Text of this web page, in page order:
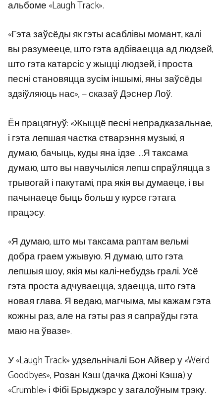
альбоме «Laugh Track».
«Гэта заўсёды як гэты асаблівы момант, калі
вы разумееце, што гэта адбіваецца ад людзей,
што гэта катарсіс у жыцці людзей, і проста
песні становяцца зусім іншымі, яны заўсёды
здзіўляюць нас», — сказаў Дэснер Лоў.
Ён працягнуў: «Жыццё песні непрадказальнае,
і гэта лепшая частка стварэння музыкі, я
думаю, бачыць, куды яна ідзе. …Я таксама
думаю, што вы навучыліся лепш спраўляцца з
трывогай і пакутамі, пра якія вы думаеце, і вы
пачынаеце быць больш у курсе гэтага
працэсу.
«Я думаю, што мы таксама раптам вельмі
добра граем ужывую. Я думаю, што гэта
лепшыя шоу, якія мы калі-небудзь гралі. Усё
гэта проста адчуваецца, здаецца, што гэта
новая глава. Я ведаю, магчыма, мы кажам гэта
кожны раз, але на гэты раз я сапраўды гэта
маю на ўвазе».
У «Laugh Track» удзельнічалі Бон Айвер у «Weird
Goodbyes», Розан Кэш (дачка Джоні Кэша) у
«Crumble» і Фібі Брыджэрс у загалоўным трэку.